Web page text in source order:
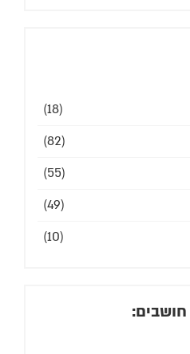
(18)
(82)
(55)
(49)
(10)